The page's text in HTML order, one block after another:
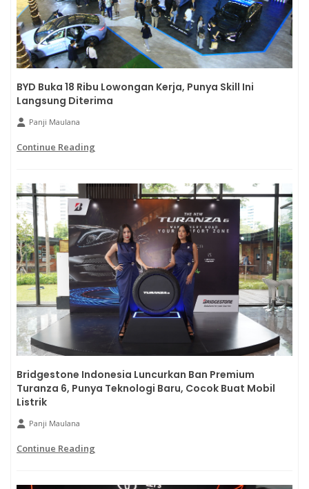
BYD Buka 18 Ribu Lowongan Kerja, Punya Skill Ini
Langsung Diterima
Panji Maulana
Continue Reading
Bridgestone Indonesia Luncurkan Ban Premium
Turanza 6, Punya Teknologi Baru, Cocok Buat Mobil
Listrik
Panji Maulana
Continue Reading